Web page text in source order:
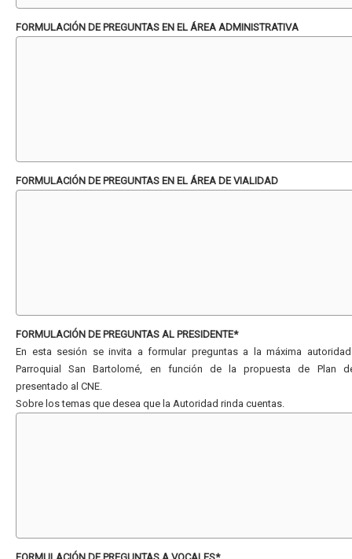
FORMULACIÓN DE PREGUNTAS EN EL ÁREA ADMINISTRATIVA
FORMULACIÓN DE PREGUNTAS EN EL ÁREA DE VIALIDAD
FORMULACIÓN DE PREGUNTAS AL PRESIDENTE*
En esta sesión se invita a formular preguntas a la máxima
Parroquial San Bartolomé, en función de la propuesta de Plan
presentado al CNE.
Sobre los temas que desea que la Autoridad rinda cuentas.